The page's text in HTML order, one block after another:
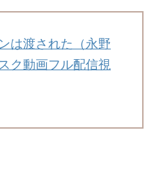
は渡された（永野
ク動画フル配信視